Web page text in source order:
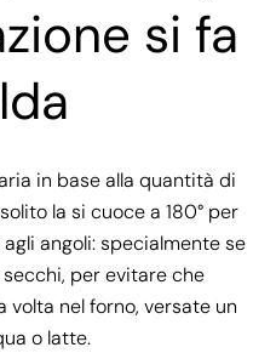
si fa
in base alla quantità di
la si cuoce a 180° per
angoli: specialmente se
per evitare che
volta nel forno, versate un
o latte.